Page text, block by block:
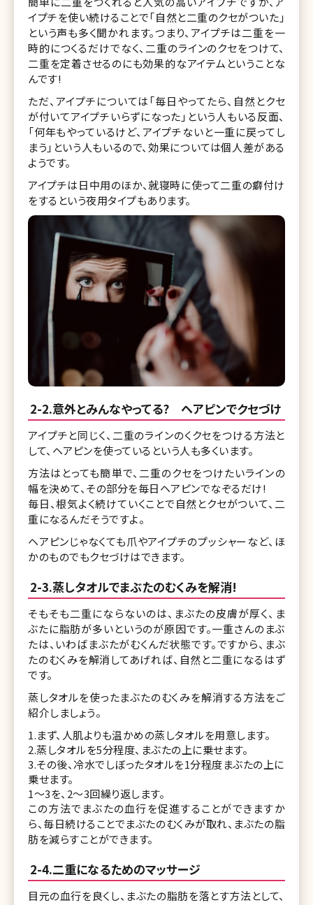
イプチを使い続けることで「自然と二重のクセがついた」
という声も多く聞かれます。つまり、アイプチは二重を一
時的につくるだけでなく、二重のラインのクセをつけて、
二重を定着させるのにも効果的なアイテムということな
んです!
ただ、アイプチについては「毎日やってたら、自然とクセ
が付いてアイプチいらずになった」という人もいる反面、
「何年もやっているけど、アイプチないと一重に戻ってし
まう」という人もいるので、効果については個人差がある
ようです。
アイプチは日中用のほか、就寝時に使って二重の癖付け
をするという夜用タイプもあります。
2-2.意外とみんなやってる? ヘアピンでクセづけ
アイプチと同じく、二重のラインのくクセをつける方法と
して、ヘアピンを使っているという人も多くいます。
方法はとっても簡単で、二重のクセをつけたいラインの
幅を決めて、その部分を毎日ヘアピンでなぞるだけ!
毎日、根気よく続けていくことで自然とクセがついて、二
重になるんだそうですよ。
ヘアピンじゃなくても爪やアイプチのプッシャーなど、ほ
かのものでもクセづけはできます。
2-3.蒸しタオルでまぶたのむくみを解消!
そもそも二重にならないのは、まぶたの皮膚が厚く、ま
ぶたに脂肪が多いというのが原因です。一重さんのまぶ
たは、いわばまぶたがむくんだ状態です。ですから、まぶ
たのむくみを解消してあげれば、自然と二重になるはず
です。
蒸しタオルを使ったまぶたのむくみを解消する方法をご
紹介しましょう。
1.まず、人肌よりも温かめの蒸しタオルを用意します。
2.蒸しタオルを5分程度、まぶたの上に乗せます。
3.その後、冷水でしぼったタオルを1分程度まぶたの上に
乗せます。
1～3を、2～3回繰り返します。
この方法でまぶたの血行を促進することができますか
ら、毎日続けることでまぶたのむくみが取れ、まぶたの脂
肪を減らすことができます。
2-4.二重になるためのマッサージ
目元の血行を良くし、まぶたの脂肪を落とす方法として、